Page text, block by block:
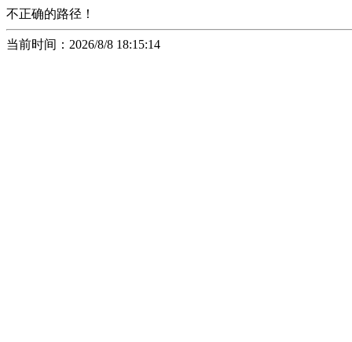
不正确的路径！
当前时间：2026/8/8 18:15:14